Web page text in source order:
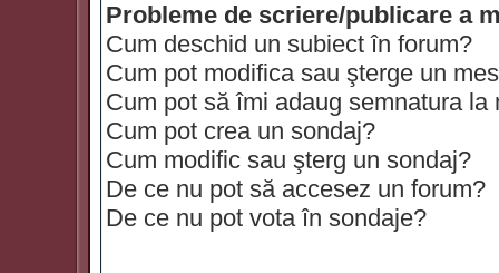
Probleme de scriere/publicare a
Cum deschid un subiect în forum?
Cum pot modifica sau şterge un
Cum pot să îmi adaug semnatura la
Cum pot crea un sondaj?
Cum modific sau şterg un sondaj?
De ce nu pot să accesez un forum?
De ce nu pot vota în sondaje?